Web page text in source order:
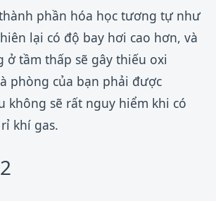
thành phần hóa học tương tự như
lại có độ bay hơi cao hơn, và
ở tầm thấp sẽ gây thiếu oxi
phòng của bạn phải được
không sẽ rất nguy hiểm khi có
khí gas.